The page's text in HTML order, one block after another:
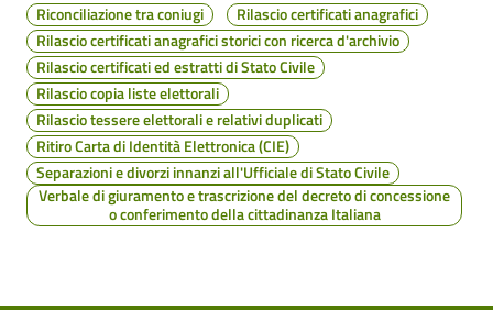
Riconciliazione tra coniugi
Rilascio certificati anagrafici
Rilascio certificati anagrafici storici con ricerca d'archivio
Rilascio certificati ed estratti di Stato Civile
Rilascio copia liste elettorali
Rilascio tessere elettorali e relativi duplicati
Ritiro Carta di Identità Elettronica (CIE)
Separazioni e divorzi innanzi all'Ufficiale di Stato Civile
Verbale di giuramento e trascrizione del decreto di concessione
o conferimento della cittadinanza Italiana